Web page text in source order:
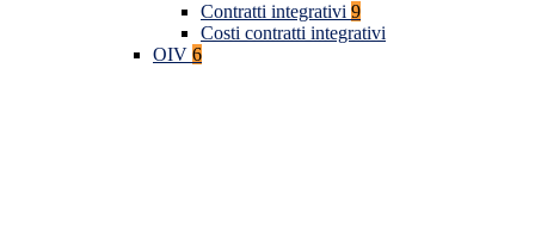
Contratti integrativi 9
Costi contratti integrativi
OIV 6